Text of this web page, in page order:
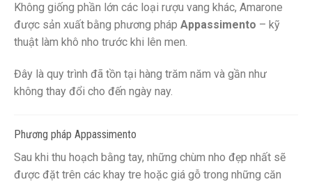
Không giống phần lớn các loại rượu vang khác, Amarone
được sản xuất bằng phương pháp Appassimento – kỹ
thuật làm khô nho trước khi lên men.
Đây là quy trình đã tồn tại hàng trăm năm và gần như
không thay đổi cho đến ngày nay.
Phương pháp Appassimento
Sau khi thu hoạch bằng tay, những chùm nho đẹp nhất sẽ
được đặt trên các khay tre hoặc giá gỗ trong những căn